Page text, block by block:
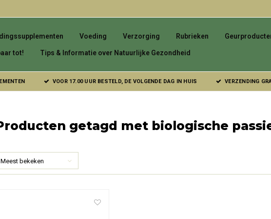
Voeding Verzorging Rubrieken
tot! Tips & Informatie over Natuurlijke Gezondheid
VOOR 17.00 UUR BESTELD, DE VOLGENDE DAG IN HUIS VERZENDING
getagd met biologische
Meest bekeken